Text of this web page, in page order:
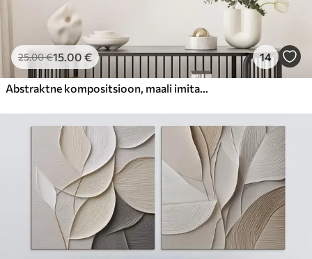
25.00€15.00 € 14
Abstraktne kompositsioon, maali imitatsioon